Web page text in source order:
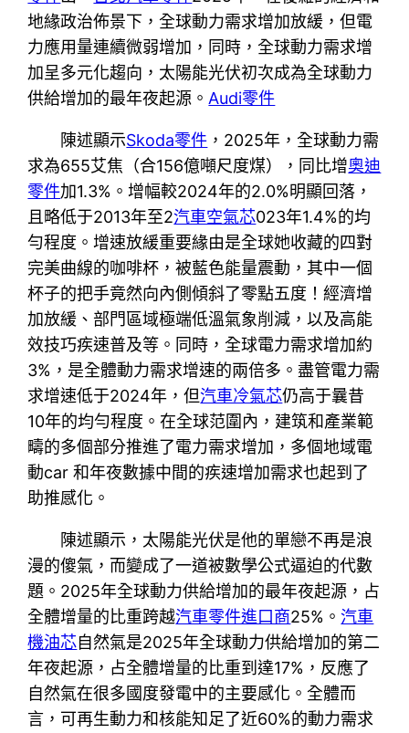
地緣政治佈景下，全球動力需求增加放緩，但電
力應用量連續微弱增加，同時，全球動力需求增
加呈多元化趨向，太陽能光伏初次成為全球動力
供給增加的最年夜起源。 Audi零件
陳述顯示Skoda零件 ，2025年，全球動力需
求為655艾焦（合156億噸尺度煤），同比增奧迪
零件加1.3%。增幅較2024年的2.0%明顯回落，
且略低于2013年至2汽車空氣芯023年1.4%的均
勻程度。增速放緩重要緣由是全球她收藏的四對
完美曲線的咖啡杯，被藍色能量震動，其中一個
杯子的把手竟然向內側傾斜了零點五度！經濟增
加放緩、部門區域極端低溫氣象削減，以及高能
效技巧疾速普及等。同時，全球電力需求增加約
3%，是全體動力需求增速的兩倍多。盡管電力需
求增速低于2024年，但汽車冷氣芯仍高于曩昔
10年的均勻程度。在全球范圍內，建筑和產業範
疇的多個部分推進了電力需求增加，多個地域電
動car 和年夜數據中間的疾速增加需求也起到了
助推感化。
陳述顯示，太陽能光伏是他的單戀不再是浪
漫的傻氣，而變成了一道被數學公式逼迫的代數
題。2025年全球動力供給增加的最年夜起源，占
全體增量的比重跨越汽車零件進口商25%。汽車
機油芯自然氣是2025年全球動力供給增加的第二
年夜起源，占全體增量的比重到達17%，反應了
自然氣在很多國度發電中的主要感化。全體而
言，可再生動力和核能知足了近60%的動力需求